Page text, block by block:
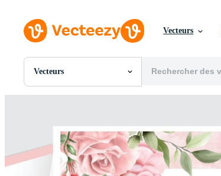
Vecteurs
Vecteurs
Toutes Images
PSDs
SVGs
Modèles
Vecteurs
Vidéos